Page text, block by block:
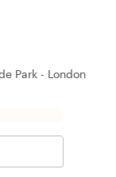
Park - London